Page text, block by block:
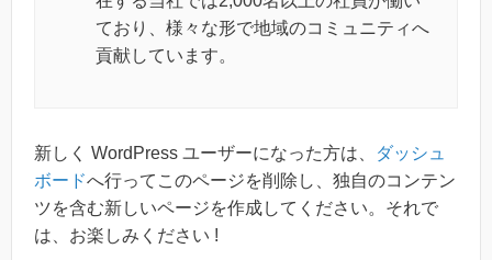
ており、様々な形で地域のコミュニティへ
貢献しています。
新しく WordPress ユーザーになった方は、
ダッシュ
ボードへ行ってこのページを削除し、独自のコンテン
ツを含む新しいページを作成してください。それで
は、お楽しみください !